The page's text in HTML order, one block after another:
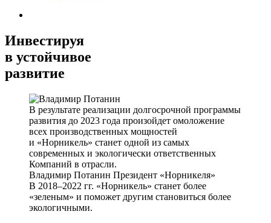
Инвестируя
в устойчивое
развитие
В результате реализации долгосрочной программы
развития до 2023 года произойдет омоложение
всех производственных мощностей
и «Норникель» станет одной из самых
современных и экологически ответственных
Компаний в отрасли.
Владимир Потанин Президент «Норникеля»
В 2018–2022 гг. «Норникель» станет более
«зеленым» и поможет другим становиться более
экологичными.